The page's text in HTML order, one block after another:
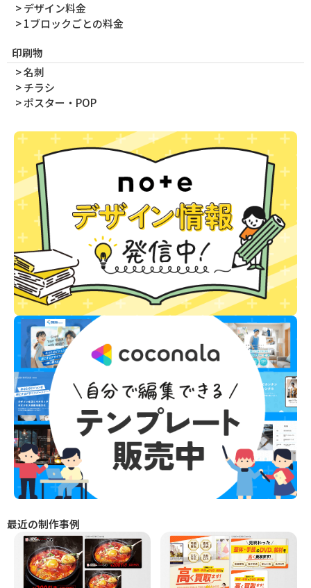
> デザイン料金
> 1ブロックごとの料金
印刷物
> 名刺
> チラシ
> ポスター・POP
最近の制作事例